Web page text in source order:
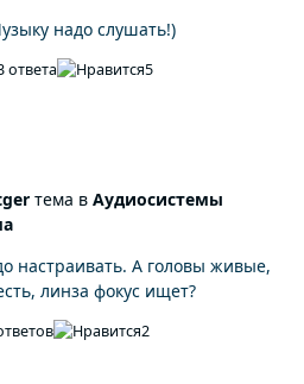
надо слушать!)
ответа 5
тема в Аудиосистемы
А головы живые,
линза фокус ищет?
2